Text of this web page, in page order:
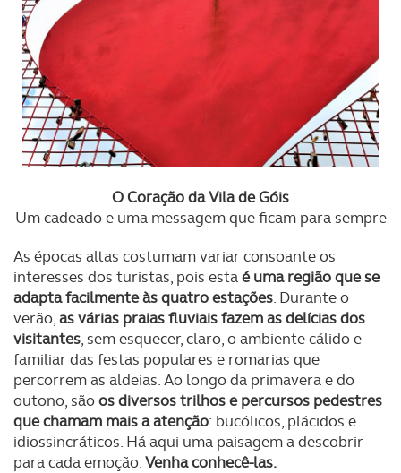
O Coração da Vila de Góis
Um cadeado e uma messagem que ficam para sempre
As épocas altas costumam variar consoante os
interesses dos turistas, pois estaé uma região que se
adapta facilmente às quatro estações. Durante o
verão,as várias praias fluviais fazem as delícias dos
visitantes, sem esquecer, claro, o ambiente cálido e
familiar das festas populares e romarias que
percorrem as aldeias. Ao longo da primavera e do
outono, sãoos diversos trilhos e percursos pedestres
que chamam mais a atenção: bucólicos, plácidos e
idiossincráticos. Há aqui uma paisagem a descobrir
para cada emoção.Venha conhecê-las.